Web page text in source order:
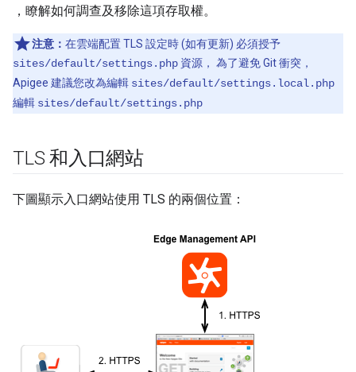
，瞭解如何調查及移除這項存取權。
注意： 在雲端配置 TLS 設定時 (如有更新) 必須授予
sites/default/settings.php 資源， 為了避免 Git 衝突，
Apigee 建議您改為編輯 sites/default/settings.local.php
編輯 sites/default/settings.php
TLS 和入口網站
下圖顯示入口網站使用 TLS 的兩個位置：